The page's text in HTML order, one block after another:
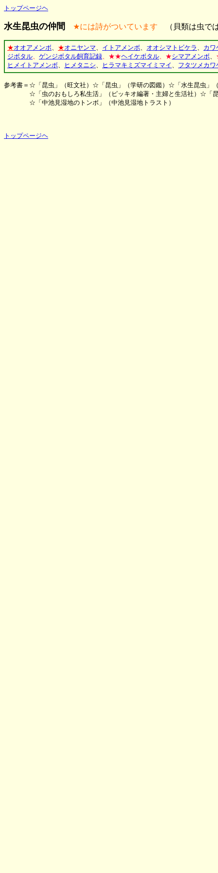
トップページヘ
水生昆虫の仲間 ★には詩がついています （貝類は虫で
★オオアメンボ、 ★オニヤンマ、 イトアメンボ、 オオシマトビケラ 、 カワ
ジボタル、 ゲンジボタル飼育記録、★★ヘイケボタル、★シマアメンボ、
ヒメイトアメンボ、 ヒメタニシ、 ヒラマキミズマイミマイ 、 フタツメカワ
参考書＝☆「昆虫」（旺文社）☆「昆虫」（学研の図鑑）☆「水生昆虫」
☆「虫のおもしろ私生活」（ピッキオ編著・主婦と生活社）☆「昆
☆「中池見湿地のトンボ」（中池見湿地トラスト）
トップページヘ